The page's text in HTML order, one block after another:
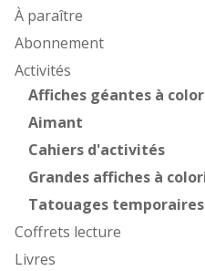
À paraître
Abonnement
Activités
Affiches géantes à
Aimant
Cahiers d'activités
Grandes affiches à
Tatouages temporaires
Coffrets lecture
Livres